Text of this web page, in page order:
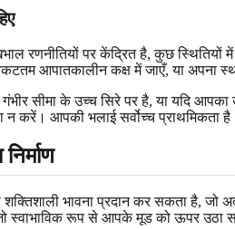
रणनीतियों पर केंद्रित है, कुछ
आपातकालीन कक्ष में जाएँ, या अपना
सीमा के उच्च सिरे पर है, या यदि
न करें। आपकी भलाई सर्वोच्च प्राथमिकता
शक्तिशाली भावना प्रदान कर सकता है,
स्वाभाविक रूप से आपके मूड को ऊपर